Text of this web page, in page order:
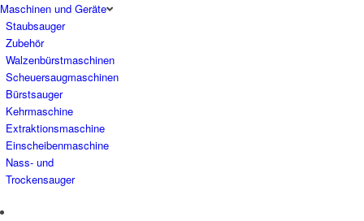
Maschinen und Geräte
Staubsauger
Zubehör
Walzenbürstmaschinen
Scheuersaugmaschinen
Bürstsauger
Kehrmaschine
Extraktionsmaschine
Einscheibenmaschine
Nass- und
Trockensauger